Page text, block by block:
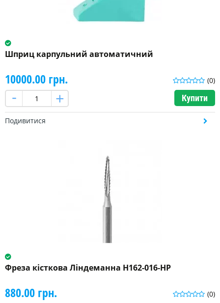
Шприц карпульний автоматичний
(0)
10000.00 грн.
Купити
Подивитися
Фреза кісткова Ліндеманна H162-016-HP
(0)
880.00 грн.